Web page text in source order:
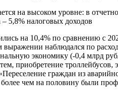
на высоком уровне: в
5,8% налоговых доходов
на 10,4% по сравнению с
наблюдался по
экономику (-0,4 млрд
приобретение
граждан из
чем на половину были